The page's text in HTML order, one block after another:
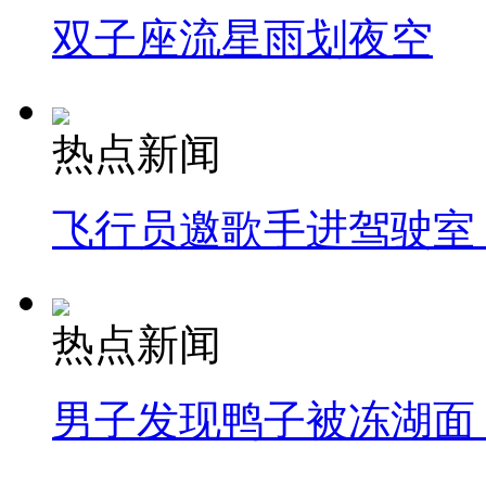
双子座流星雨划夜空
热点新闻
飞行员邀歌手进驾驶
热点新闻
男子发现鸭子被冻湖